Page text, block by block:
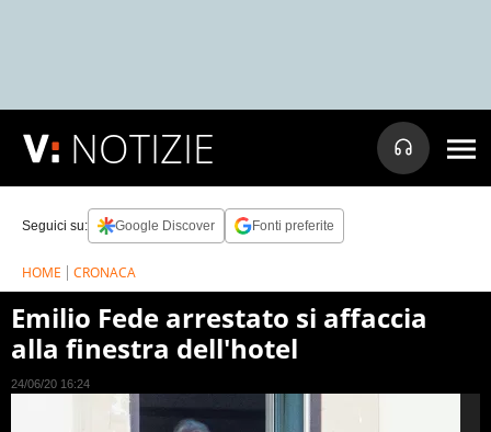
NOTIZIE
Seguici su: Google Discover Fonti preferite
HOME CRONACA
Emilio Fede arrestato si affaccia
alla finestra dell'hotel
24/06/20 16:24